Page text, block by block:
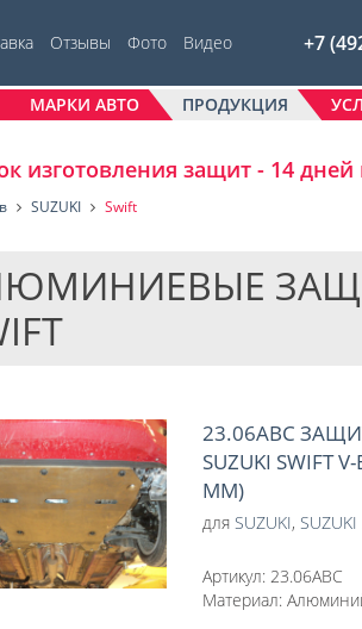
Отзывы Фото Видео +7
МАРКИ АВТО ПРОДУКЦИЯ
изготовления защит - 14 дней
SUZUKI Swift
23.06ABC
SUZUKI
ММ)
для SUZUKI,
Артикул: 23.06ABC
Материал: